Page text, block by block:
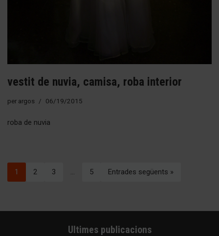
vestit de nuvia, camisa, roba interior
per argos 06/19/2015
roba de nuvia
1 2 3 … 5 Entrades següents »
Ultimes publicacions